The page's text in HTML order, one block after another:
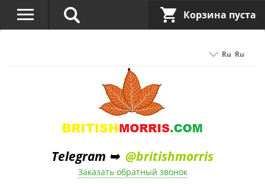
Ru Ru
Telegram ➥ @britishmorris
Заказать обратный звонок
Корзина пуста